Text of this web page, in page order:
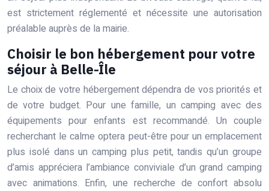
est strictement réglementé et nécessite une autorisation
préalable auprès de la mairie.
Choisir le bon hébergement pour votre
séjour à Belle-Île
Le choix de votre hébergement dépendra de vos priorités et
de votre budget. Pour une famille, un camping avec des
équipements pour enfants est recommandé. Un couple
recherchant le calme optera peut-être pour un emplacement
plus isolé dans un camping plus petit, tandis qu’un groupe
d’amis appréciera l’ambiance conviviale d’un grand camping
avec animations. Enfin, une recherche de confort absolu